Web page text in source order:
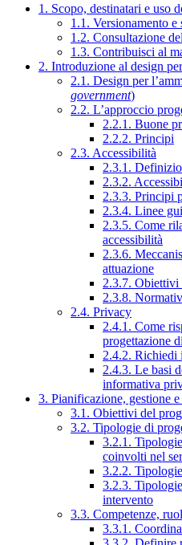
1. Scopo, destinatari e uso
1.1. Versionamento e
1.2. Consultazione
1.3. Contribuisci al
2. Introduzione al design
2.1. Design per
government)
2.2. L’approccio
2.2.1. Buone
2.2.2. Principi
2.3. Accessibilità
2.3.1.
2.3.2.
2.3.3. Principi
2.3.4. Linee
2.3.5. Come
accessibilità
2.3.6.
attuazione
2.3.7. Obiettivi
2.3.8.
2.4. Privacy
2.4.1. Come
progettazione
2.4.2. Richiedi
2.4.3. Le basi
informativa
3. Pianificazione, gestione e
3.1. Obiettivi del
3.2. Tipologie di
3.2.1.
coinvolti nel
3.2.2.
3.2.3.
intervento
3.3. Competenze,
3.3.1.